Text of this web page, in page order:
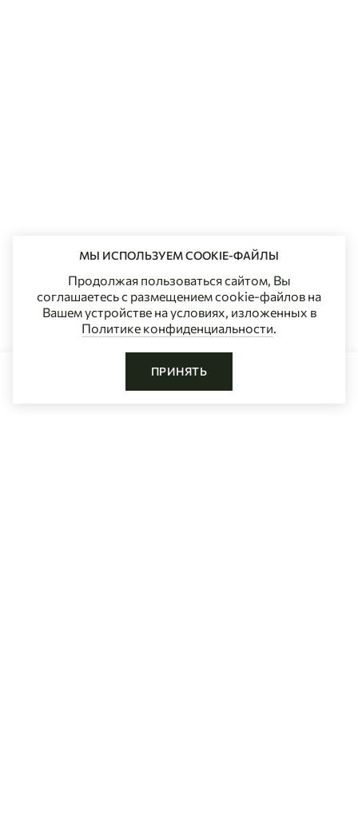
МЫ ИСПОЛЬЗУЕМ COOKIE-ФАЙЛЫ
Продолжая пользоваться сайтом, Вы
соглашаетесь с размещением cookie-файлов на
Вашем устройстве на условиях, изложенных в
Политике конфиденциальности.
ПРИНЯТЬ